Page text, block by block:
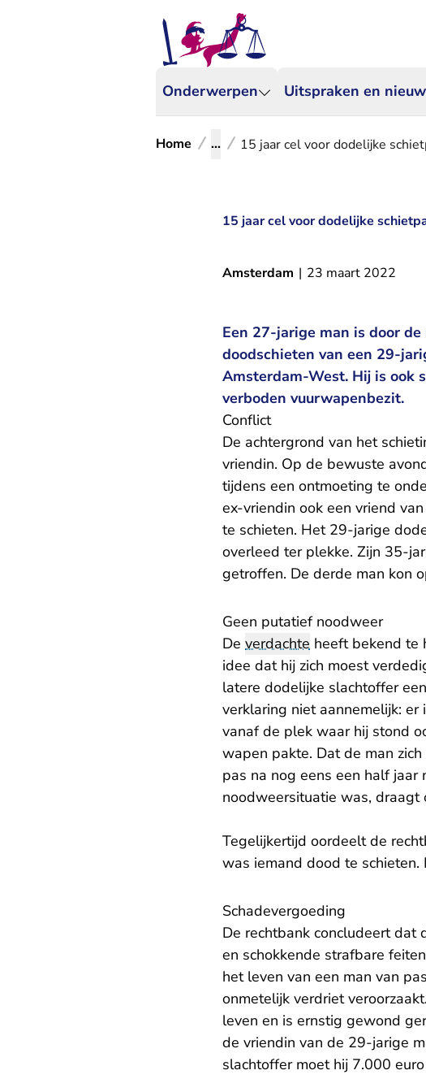
Onderwerpen Uitspraken en
Home ... 15 jaar cel voor dodelijke
15 jaar cel voor dodelijke
Amsterdam | 23 maart 2022
Een 27-jarige man is door
doodschieten van een 29-
Amsterdam-West. Hij is ook
verboden vuurwapenbezit.
Conflict
De achtergrond van het
vriendin. Op de bewuste
tijdens een ontmoeting te
ex-vriendin ook een vriend
te schieten. Het 29-jarige
overleed ter plekke. Zijn 35-
getroffen. De derde man kon
Geen putatief noodweer
De verdachte heeft bekend te
idee dat hij zich moest
latere dodelijke slachtoffer
verklaring niet aannemelijk:
vanaf de plek waar hij stond
wapen pakte. Dat de man
pas na nog eens een half
noodweersituatie was, draagt
Tegelijkertijd oordeelt de
was iemand dood te
Schadevergoeding
De rechtbank concludeert dat
en schokkende strafbare
het leven van een man van
onmetelijk verdriet
leven en is ernstig gewond
de vriendin van de 29-jarige
slachtoffer moet hij 7.000